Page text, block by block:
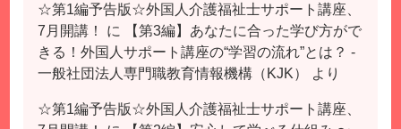
☆第1編予告版☆外国人介護福祉士サポート講座、
7月開講！
に
【第3編】あなたに合った学び方がで
きる！外国人サポート講座の“学習の流れ”とは？ -
一般社団法人専門職教育情報機構（KJK）
より
☆第1編予告版☆外国人介護福祉士サポート講座、